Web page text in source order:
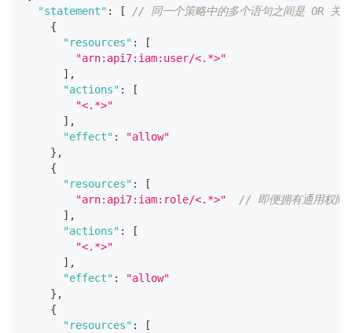
"statement" : [
// 同一个策略中的多个语句之间是 OR 关系
{
"resources" :
[
"arn:api7:iam:user/<.*>"
] ,
"actions" :
[
"<.*>"
] ,
"effect" :
"allow"
} ,
{
"resources" :
[
"arn:api7:iam:role/<.*>"
// 即便拥有通用权限
] ,
"actions" :
[
"<.*>"
] ,
"effect" :
"allow"
} ,
{
"resources" :
[